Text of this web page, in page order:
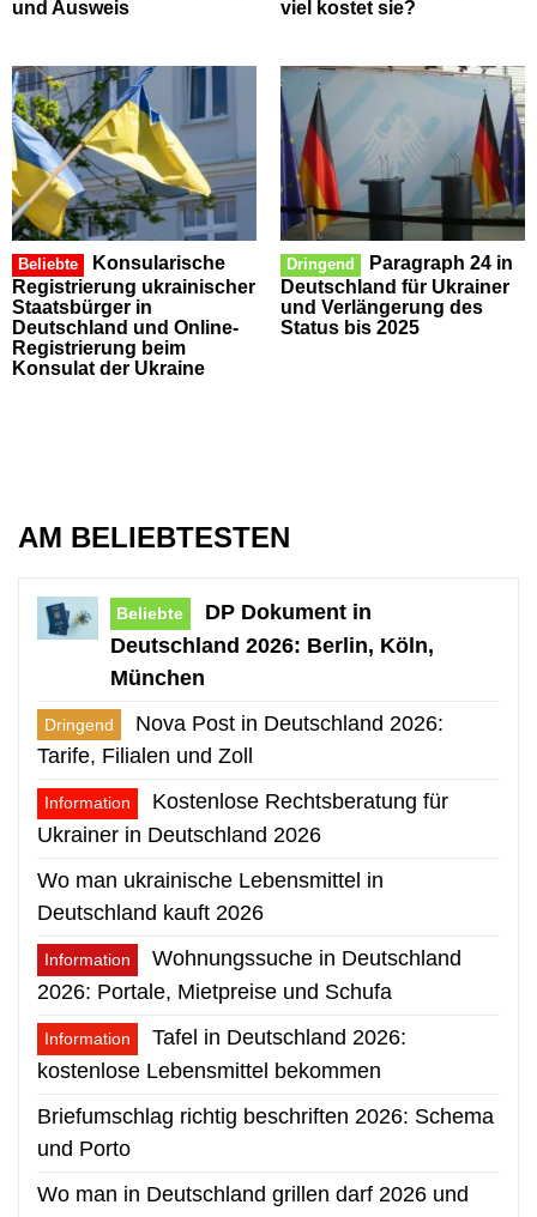
und Ausweis
viel kostet sie?
Beliebte
Konsularische
Registrierung ukrainischer
Staatsbürger in
Deutschland und Online-
Registrierung beim
Konsulat der Ukraine
Dringend
Paragraph 24 in
Deutschland für Ukrainer
und Verlängerung des
Status bis 2025
AM BELIEBTESTEN
Beliebte
DP Dokument in
Deutschland 2026: Berlin, Köln,
München
Dringend
Nova Post in Deutschland 2026:
Tarife, Filialen und Zoll
Information
Kostenlose Rechtsberatung für
Ukrainer in Deutschland 2026
Wo man ukrainische Lebensmittel in
Deutschland kauft 2026
Information
Wohnungssuche in Deutschland
2026: Portale, Mietpreise und Schufa
Information
Tafel in Deutschland 2026:
kostenlose Lebensmittel bekommen
Briefumschlag richtig beschriften 2026: Schema
und Porto
Wo man in Deutschland grillen darf 2026 und